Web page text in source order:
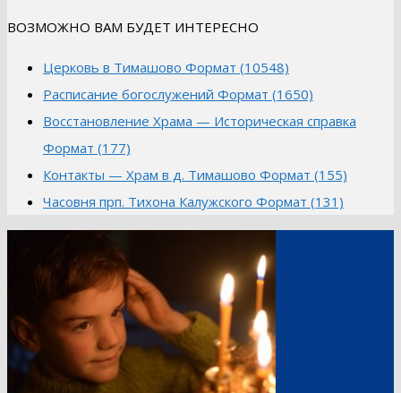
ВОЗМОЖНО ВАМ БУДЕТ ИНТЕРЕСНО
Церковь в Тимашово Формат (10548)
Расписание богослужений Формат (1650)
Восстановление Храма — Историческая справка
Формат (177)
Контакты — Храм в д. Тимашово Формат (155)
Часовня прп. Тихона Калужского Формат (131)